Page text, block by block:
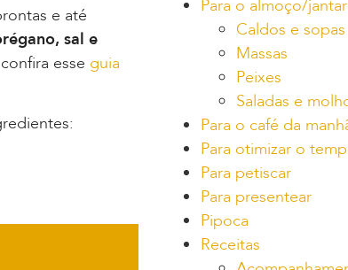
e até
sal e
esse guia
Para o almoço/jantar
Caldos e sopas
Massas
Peixes
Saladas e
Para o café da
Para otimizar o
Para petiscar
Para presentear
Pipoca
Receitas